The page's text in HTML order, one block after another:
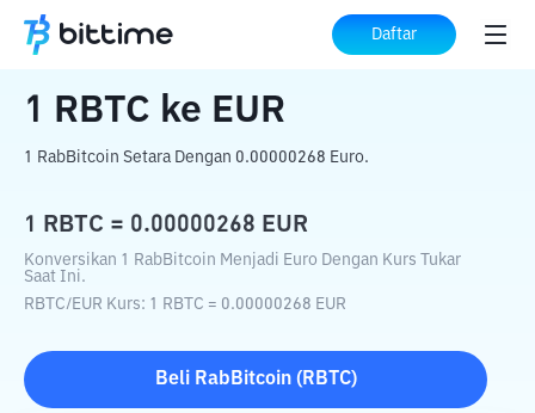
Daftar
Beranda Konverter Kripto EUR
1 RBTC ke EUR
1 RabBitcoin Setara Dengan 0.00000268 Euro.
1 RBTC = 0.00000268 EUR
Konversikan 1 RabBitcoin Menjadi Euro Dengan Kurs Tukar
Saat Ini.
RBTC/EUR Kurs: 1 RBTC = 0.00000268 EUR
Beli RabBitcoin( RBTC)